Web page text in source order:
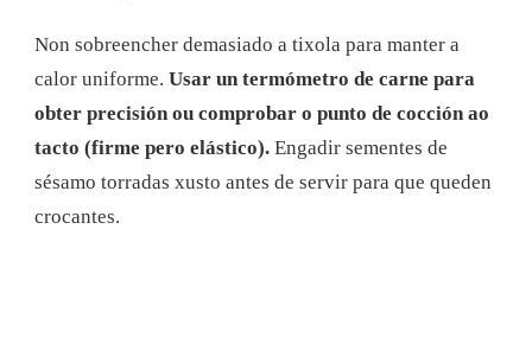
Non sobreencher demasiado a tixola para manter a
calor uniforme. Usar un termómetro de carne para
obter precisión ou comprobar o punto de cocción ao
tacto (firme pero elástico). Engadir sementes de
sésamo torradas xusto antes de servir para que queden
crocantes.